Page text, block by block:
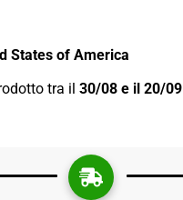
States of America
tra il 30/08 e il 20/09